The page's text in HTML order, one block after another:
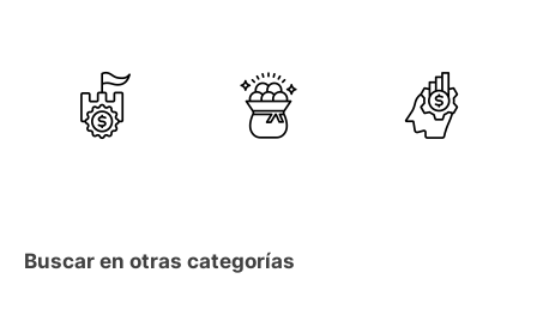
Buscar en otras categorías